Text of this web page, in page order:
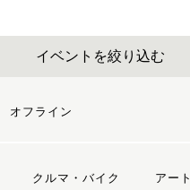
イベントを絞り込む
オフライン
クルマ・バイク アート